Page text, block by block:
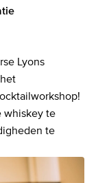
Lyons
whiskey te
te